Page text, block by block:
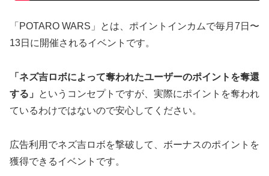
「POTARO WARS」とは、ポイントインカムで毎月7日〜
13日に開催されるイベントです。
「ネズ吉ロボによって奪われたユーザーのポイントを奪還
する」
というコンセプトですが、実際にポイントを奪われ
ているわけではないので安心してください。
広告利用でネズ吉ロボを撃破して、ボーナスのポイントを
獲得できるイベントです。